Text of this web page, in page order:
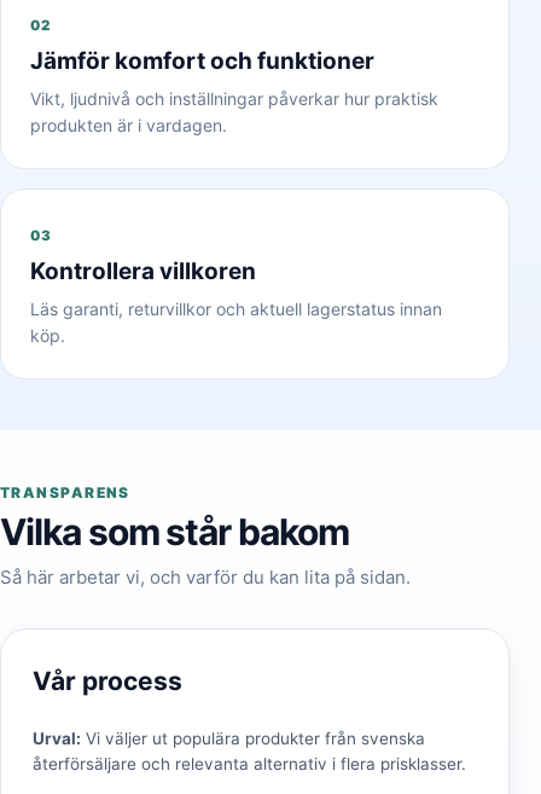
02
Jämför komfort och funktioner
Vikt, ljudnivå och inställningar påverkar hur praktisk
produkten är i vardagen.
03
Kontrollera villkoren
Läs garanti, returvillkor och aktuell lagerstatus innan
köp.
TRANSPARENS
Vilka som står bakom
Så här arbetar vi, och varför du kan lita på sidan.
Vår process
Urval: Vi väljer ut populära produkter från svenska
återförsäljare och relevanta alternativ i flera prisklasser.